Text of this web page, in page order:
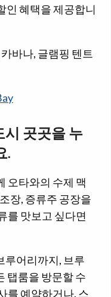
인 혜택을 제공합니
바나, 글램핑 텐트
시 곳곳을 누
.
오타와의 수제 맥
장, 증류주 공장을
를 맛보고 싶다면
루어리까지, 브루
탭룸을 방문할 수
를 예약하거나, 스